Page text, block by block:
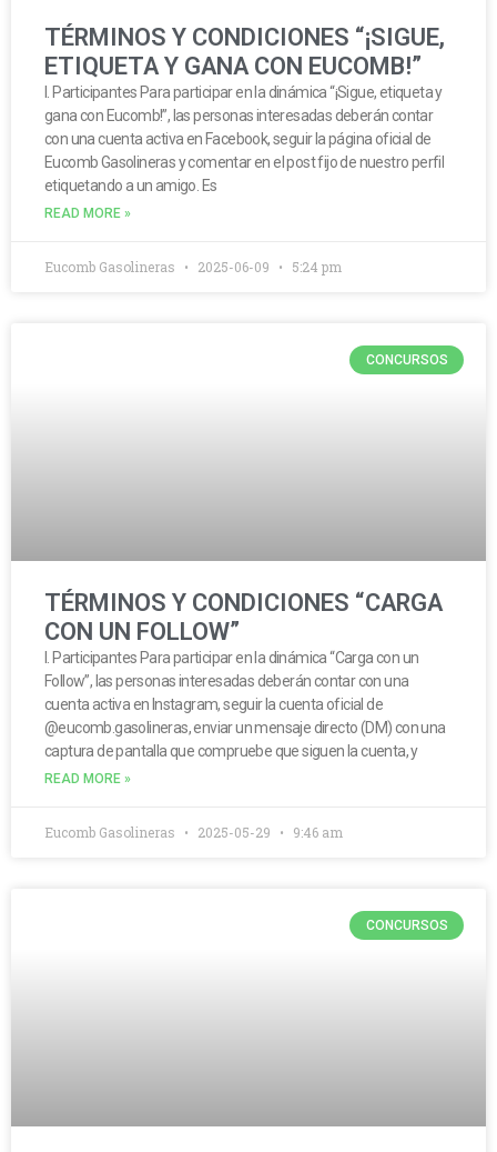
TÉRMINOS Y CONDICIONES “¡SIGUE,
ETIQUETA Y GANA CON EUCOMB!”
I. Participantes Para participar en la dinámica “¡Sigue, etiqueta y
gana con Eucomb!”, las personas interesadas deberán contar
con una cuenta activa en Facebook, seguir la página oficial de
Eucomb Gasolineras y comentar en el post fijo de nuestro perfil
etiquetando a un amigo. Es
READ MORE »
Eucomb Gasolineras 2025-06-09 5:24 pm
CONCURSOS
TÉRMINOS Y CONDICIONES “CARGA
CON UN FOLLOW”
I. Participantes Para participar en la dinámica “Carga con un
Follow”, las personas interesadas deberán contar con una
cuenta activa en Instagram, seguir la cuenta oficial de
@eucomb.gasolineras, enviar un mensaje directo (DM) con una
captura de pantalla que compruebe que siguen la cuenta, y
READ MORE »
Eucomb Gasolineras 2025-05-29 9:46 am
CONCURSOS